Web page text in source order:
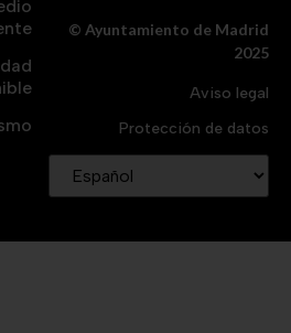
© Ayuntamiento de Madrid
2025
Aviso legal
Protección de datos